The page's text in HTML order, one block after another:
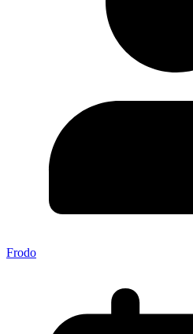
Frodo